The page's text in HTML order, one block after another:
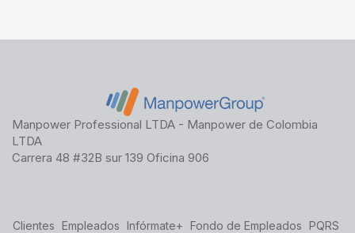
Manpower Professional LTDA - Manpower de Colombia
LTDA
Carrera 48 #32B sur 139 Oficina 906
Clientes Empleados Infórmate+ Fondo de Empleados PQRS